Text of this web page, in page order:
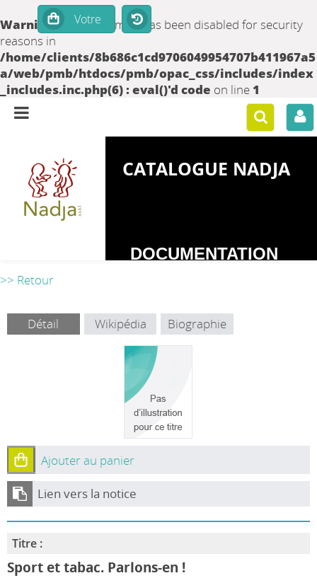
Warning: set_time_limit() has been disabled for security
reasons in
/home/clients/8b686c1cd9706049954707b411967a5
a/web/pmb/htdocs/pmb/opac_css/includes/index
_includes.inc.php(6) : eval()'d code on line 1
CATALOGUE NADJA
DOCUMENTATION
>> Retour
Détail Wikipédia Biographie
Ajouter au panier
Lien vers la notice
Titre :
Sport et tabac. Parlons-en !